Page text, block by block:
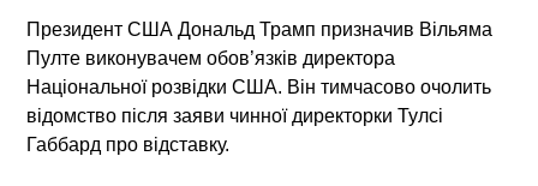
Президент США Дональд Трамп призначив Вільяма
Пулте виконувачем обов’язків директора
Національної розвідки США. Він тимчасово очолить
відомство після заяви чинної директорки Тулсі
Габбард про відставку.